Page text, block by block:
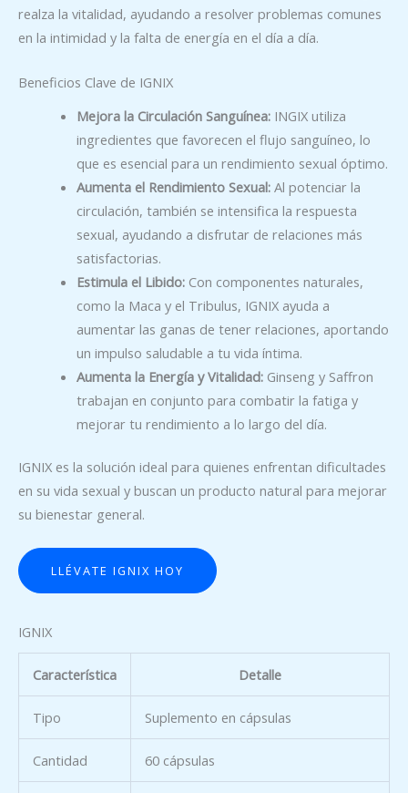
realza la vitalidad, ayudando a resolver problemas comunes
en la intimidad y la falta de energía en el día a día.
Beneficios Clave de IGNIX
Mejora la Circulación Sanguínea:INGIX utiliza
ingredientes que favorecen el flujo sanguíneo, lo
que es esencial para un rendimiento sexual óptimo.
Aumenta el Rendimiento Sexual:Al potenciar la
circulación, también se intensifica la respuesta
sexual, ayudando a disfrutar de relaciones más
satisfactorias.
Estimula el Libido:Con componentes naturales,
como la Maca y el Tribulus, IGNIX ayuda a
aumentar las ganas de tener relaciones, aportando
un impulso saludable a tu vida íntima.
Aumenta la Energía y Vitalidad:Ginseng y Saffron
trabajan en conjunto para combatir la fatiga y
mejorar tu rendimiento a lo largo del día.
IGNIX es la solución ideal para quienes enfrentan dificultades
en su vida sexual y buscan un producto natural para mejorar
su bienestar general.
LLÉVATE IGNIX HOY
IGNIX
Característica Detalle
Tipo Suplemento en cápsulas
Cantidad 60 cápsulas